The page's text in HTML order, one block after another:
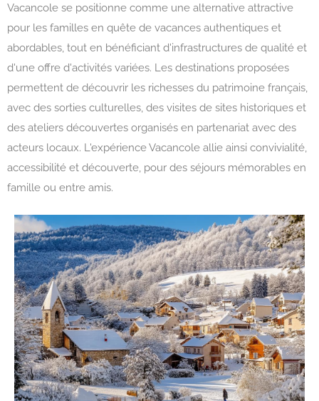
Vacancole se positionne comme une alternative attractive
pour les familles en quête de vacances authentiques et
abordables, tout en bénéficiant d'infrastructures de qualité et
d'une offre d'activités variées. Les destinations proposées
permettent de découvrir les richesses du patrimoine français,
avec des sorties culturelles, des visites de sites historiques et
des ateliers découvertes organisés en partenariat avec des
acteurs locaux. L'expérience Vacancole allie ainsi convivialité,
accessibilité et découverte, pour des séjours mémorables en
famille ou entre amis.